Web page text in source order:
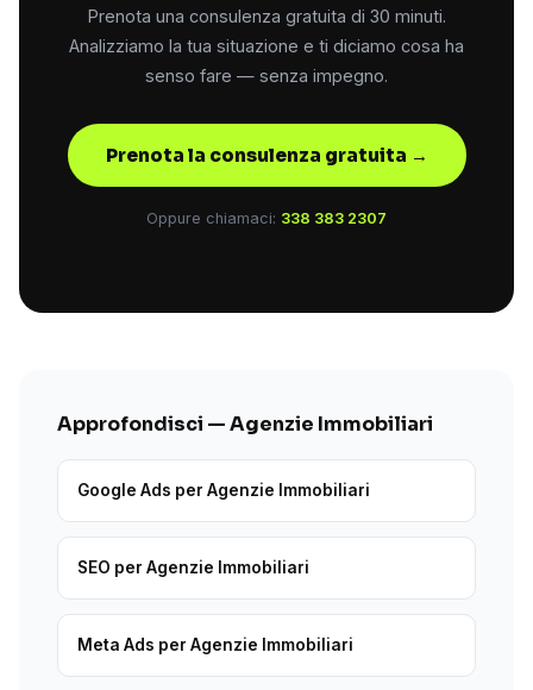
Prenota una consulenza gratuita di 30 minuti.
Analizziamo la tua situazione e ti diciamo cosa ha
senso fare — senza impegno.
Prenota la consulenza gratuita →
Oppure chiamaci: 338 383 2307
Approfondisci — Agenzie Immobiliari
Google Ads per Agenzie Immobiliari
SEO per Agenzie Immobiliari
Meta Ads per Agenzie Immobiliari